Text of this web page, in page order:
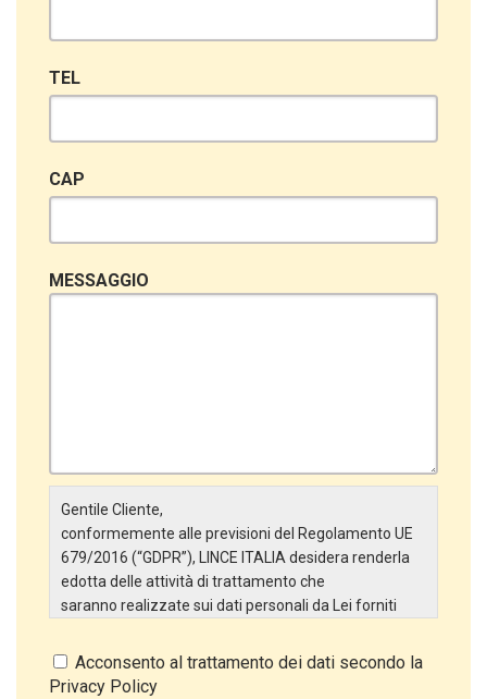
TEL
CAP
MESSAGGIO
Gentile Cliente,
conformemente alle previsioni del Regolamento UE
679/2016 (“GDPR”), LINCE ITALIA desidera renderla
edotta delle attività di trattamento che
saranno realizzate sui dati personali da Lei forniti
particolare:
Titolare del Trattamento
Acconsento al trattamento dei dati secondo la
Privacy Policy